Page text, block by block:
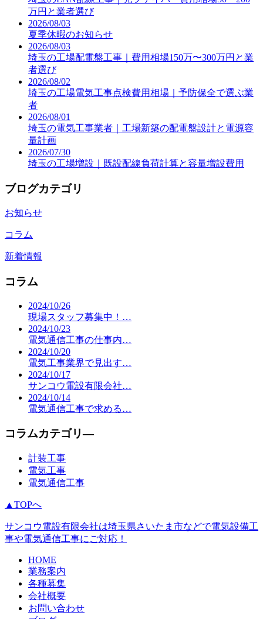
万円と業者選び
2026/08/03
夏季休暇のお知らせ
2026/08/03
埼玉の工場配電盤工事｜費用相場150万〜300万円と業
者選び
2026/08/02
埼玉の工場電気工事点検費用相場｜予防保全で選ぶ業
者
2026/08/01
埼玉の電気工事業者｜工場新築の配電盤設計と電源容
量計画
2026/07/30
埼玉の工場増設｜既設配線負荷計算と容量増設費用
ブログカテゴリ
お知らせ
コラム
新着情報
コラム
2024/10/26
現場スタッフ募集中！…
2024/10/23
電気通信工事の仕事内…
2024/10/20
電気工事業界で見出す…
2024/10/17
サンコウ電設有限会社…
2024/10/14
電気通信工事で求める…
コラムカテゴリ―
計装工事
電気工事
電気通信工事
▲TOPへ
サンコウ電設有限会社は埼玉県さいたま市などで電気設備工
事や電気通信工事にご対応！
HOME
業務案内
各種募集
会社概要
お問い合わせ